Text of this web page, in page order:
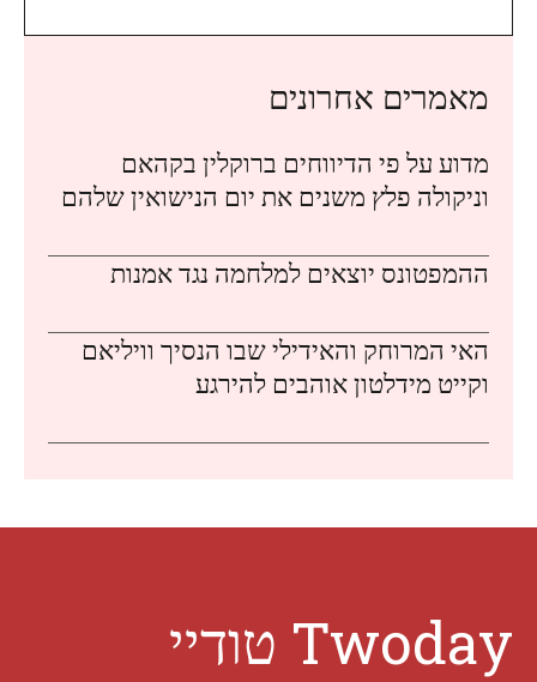
מאמרים אחרונים
מדוע על פי הדיווחים ברוקלין בקהאם
וניקולה פלץ משנים את יום הנישואין שלהם
ההמפטונס יוצאים למלחמה נגד אמנות
האי המרוחק והאידילי שבו הנסיך וויליאם
וקייט מידלטון אוהבים להירגע
Twoday טודיי